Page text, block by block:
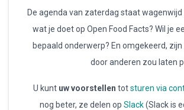
De agenda van zaterdag staat
wat je doet op Open Food Facts? Wil je
bepaald onderwerp? En omgekeerd,
door anderen zou laten
U kunt uw voorstellen totsturen via
nog beter, ze delen op Slack(Slack is